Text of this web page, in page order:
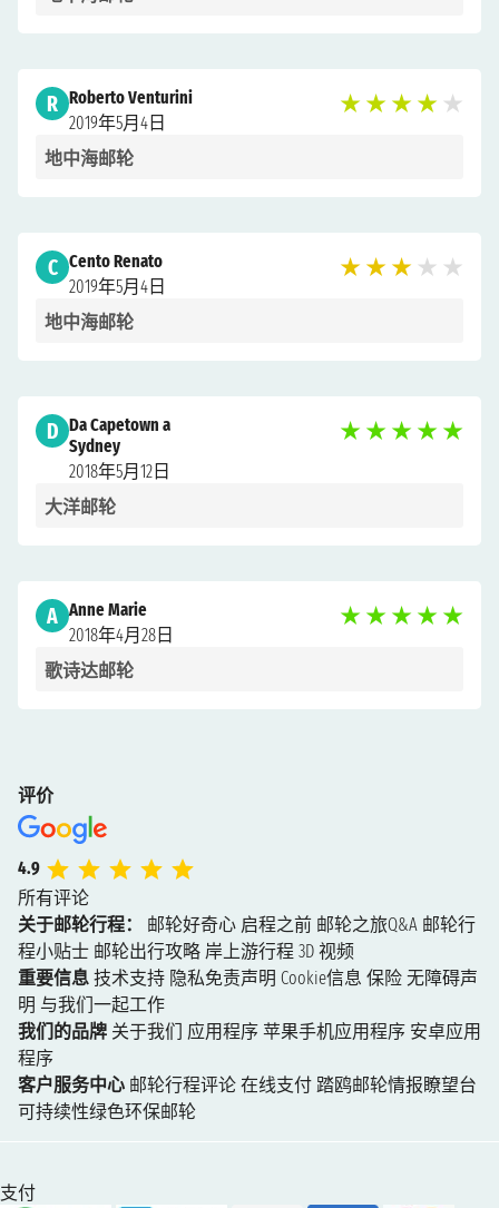
R Roberto Venturini
2019年5月4日
★ ★ ★ ★ ★
地中海邮轮
C Cento Renato
2019年5月4日
★ ★ ★ ★ ★
地中海邮轮
D Da Capetown a
Sydney
2018年5月12日
★ ★ ★ ★ ★
大洋邮轮
A Anne Marie
2018年4月28日
★ ★ ★ ★ ★
歌诗达邮轮
评价
4.9
所有评论
关于邮轮行程：
邮轮好奇心 启程之前 邮轮之旅Q&A 邮轮行
程小贴士 邮轮出行攻略 岸上游行程 3D 视频
重要信息 技术支持 隐私免责声明 Cookie信息 保险 无障碍声
明 与我们一起工作
我们的品牌 关于我们 应用程序 苹果手机应用程序 安卓应用
程序
客户服务中心 邮轮行程评论 在线支付 踏鸥邮轮情报瞭望台
可持续性绿色环保邮轮
支付